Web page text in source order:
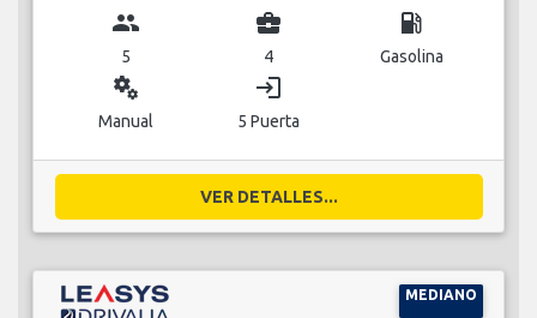
group
5
business_center
4
local_gas_station
Gasolina
miscellaneous_services
Manual
login
5 Puerta
VER DETALLES...
MEDIANO